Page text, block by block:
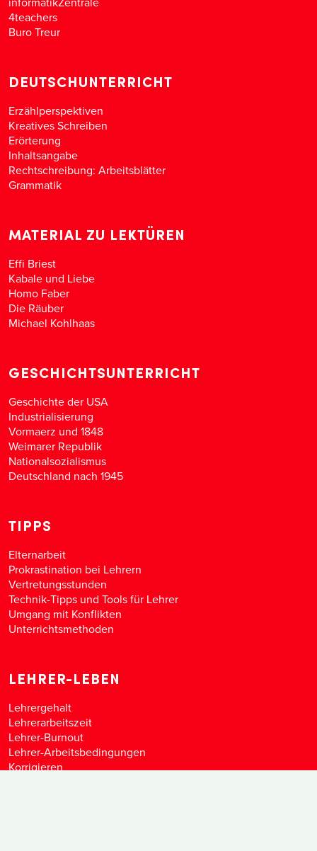
4teachers
Buro Treur
DEUTSCHUNTERRICHT
Erzählperspektiven
Kreatives Schreiben
Erörterung
Inhaltsangabe
Rechtschreibung: Arbeitsblätter
Grammatik
MATERIAL ZU LEKTÜREN
Effi Briest
Kabale und Liebe
Homo Faber
Die Räuber
Michael Kohlhaas
GESCHICHTSUNTERRICHT
Geschichte der USA
Industrialisierung
Vormaerz und 1848
Weimarer Republik
Nationalsozialismus
Deutschland nach 1945
TIPPS
Elternarbeit
Prokrastination bei Lehrern
Vertretungsstunden
Technik-Tipps und Tools für Lehrer
Umgang mit Konflikten
Unterrichtsmethoden
LEHRER-LEBEN
Lehrergehalt
Lehrerarbeitszeit
Lehrer-Burnout
Lehrer-Arbeitsbedingungen
Korrigieren